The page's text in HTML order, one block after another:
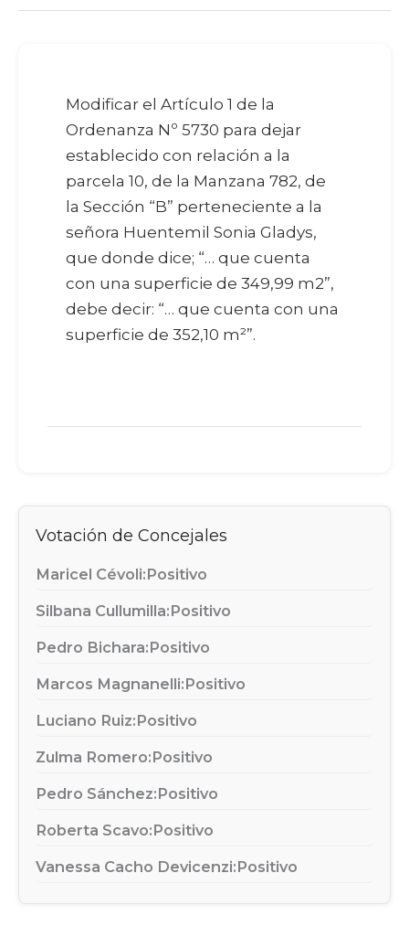
Modificar el Artículo 1 de la
Ordenanza Nº 5730 para dejar
establecido con relación a la
parcela 10, de la Manzana 782, de
la Sección “B” perteneciente a la
señora Huentemil Sonia Gladys,
que donde dice; “… que cuenta
con una superficie de 349,99 m2”,
debe decir: “… que cuenta con una
superficie de 352,10 m²”.
Votación de Concejales
Maricel Cévoli:Positivo
Silbana Cullumilla:Positivo
Pedro Bichara:Positivo
Marcos Magnanelli:Positivo
Luciano Ruiz:Positivo
Zulma Romero:Positivo
Pedro Sánchez:Positivo
Roberta Scavo:Positivo
Vanessa Cacho Devicenzi:Positivo